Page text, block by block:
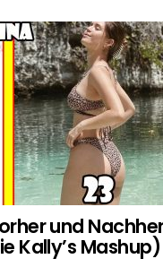
und
Kally’s Mashup)